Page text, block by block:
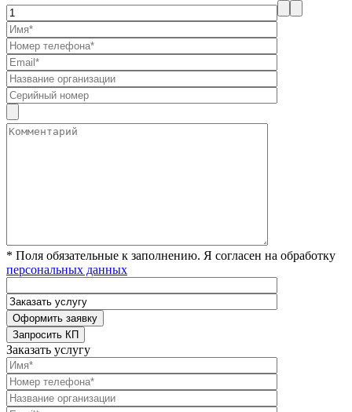
* Поля обязательные к заполнению. Я согласен на обработку
персональных данных
Заказать услугу